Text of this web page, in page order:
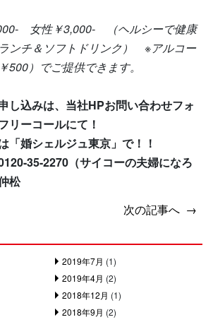
女性￥3,000- （ヘルシーで健康
ンチ＆ソフトドリンク） ※アルコー
500）でご提供できます。
し込みは、当社HPお問い合わせフォ
リーコールにて！
「婚シェルジュ東京」で！！
35-2270（サイコーの夫婦になろ
松
次の記事へ
2019年7月 (1)
2019年4月 (2)
2018年12月 (1)
2018年9月 (2)